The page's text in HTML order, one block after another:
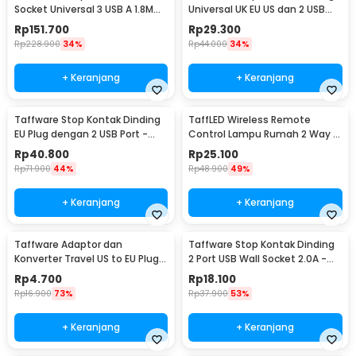
yang efisien memastikan alat dapat digunakan untuk sesi inspeksi
tidak perlu bergantung pada colokan daya eksternal, membuat
ANENG AC10+ ideal untuk pemeriksaan di lokasi tanpa akses listrik
atau saat melakukan survei instalasi di area terpencil.
Kelengkapan Produk
Rincian yang Anda dapatkan untuk pembelian produk ini:
1 x ANENG Smart Socket Tester LCD Display EU Plug Voice
Report 90-250V - AC10+
1 x Panduan Penggunaan
Socket Universal 3 USB A 1.8M
250V 2500W - XMCXB01QMN
(ORIGINAL)
Rp151.700
Rp228.900 34%
+ Keranjang
Universal UK EU US dan 2 USB
Port - ATH1
Rp29.300
Rp44.000 34%
+ Keranjang
Taffware Stop Kontak Dinding
EU Plug dengan 2 USB Port -
SCN2
Rp40.800
Rp71.900 44%
+ Keranjang
TaffLED Wireless Remote
Control Lampu Rumah 2 Way -
YAM802
Rp25.100
Rp48.900 49%
+ Keranjang
Taffware Adaptor dan
Konverter Travel US to EU Plug
10A 250V 1 PCS - WN-20
Rp4.700
Rp16.900 73%
+ Keranjang
Taffware Stop Kontak Dinding
2 Port USB Wall Socket 2.0A -
ES-USB-2
Rp18.100
Rp37.900 53%
+ Keranjang